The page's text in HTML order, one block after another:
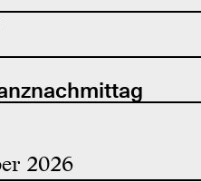
2026